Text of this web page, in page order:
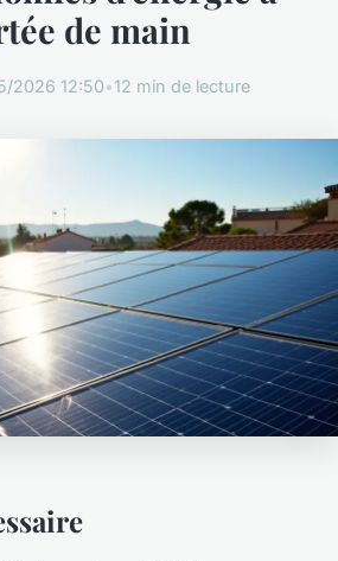
de main
2026 12:50•12 min de lecture